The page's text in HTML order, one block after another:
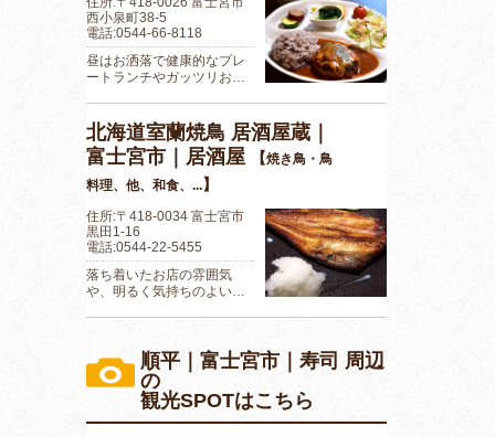
西小泉町38-5
電話:0544-66-8118
昼はお洒落で健康的なプレ
ートランチやガッツリお…
北海道室蘭焼鳥 居酒屋蔵｜
富士宮市｜居酒屋
【焼き鳥・鳥
料理、他、和食、...】
住所:〒418-0034 富士宮市
黒田1-16
電話:0544-22-5455
落ち着いたお店の雰囲気
や、明るく気持ちのよい…
順平｜富士宮市｜寿司 周辺
の
観光SPOTはこちら